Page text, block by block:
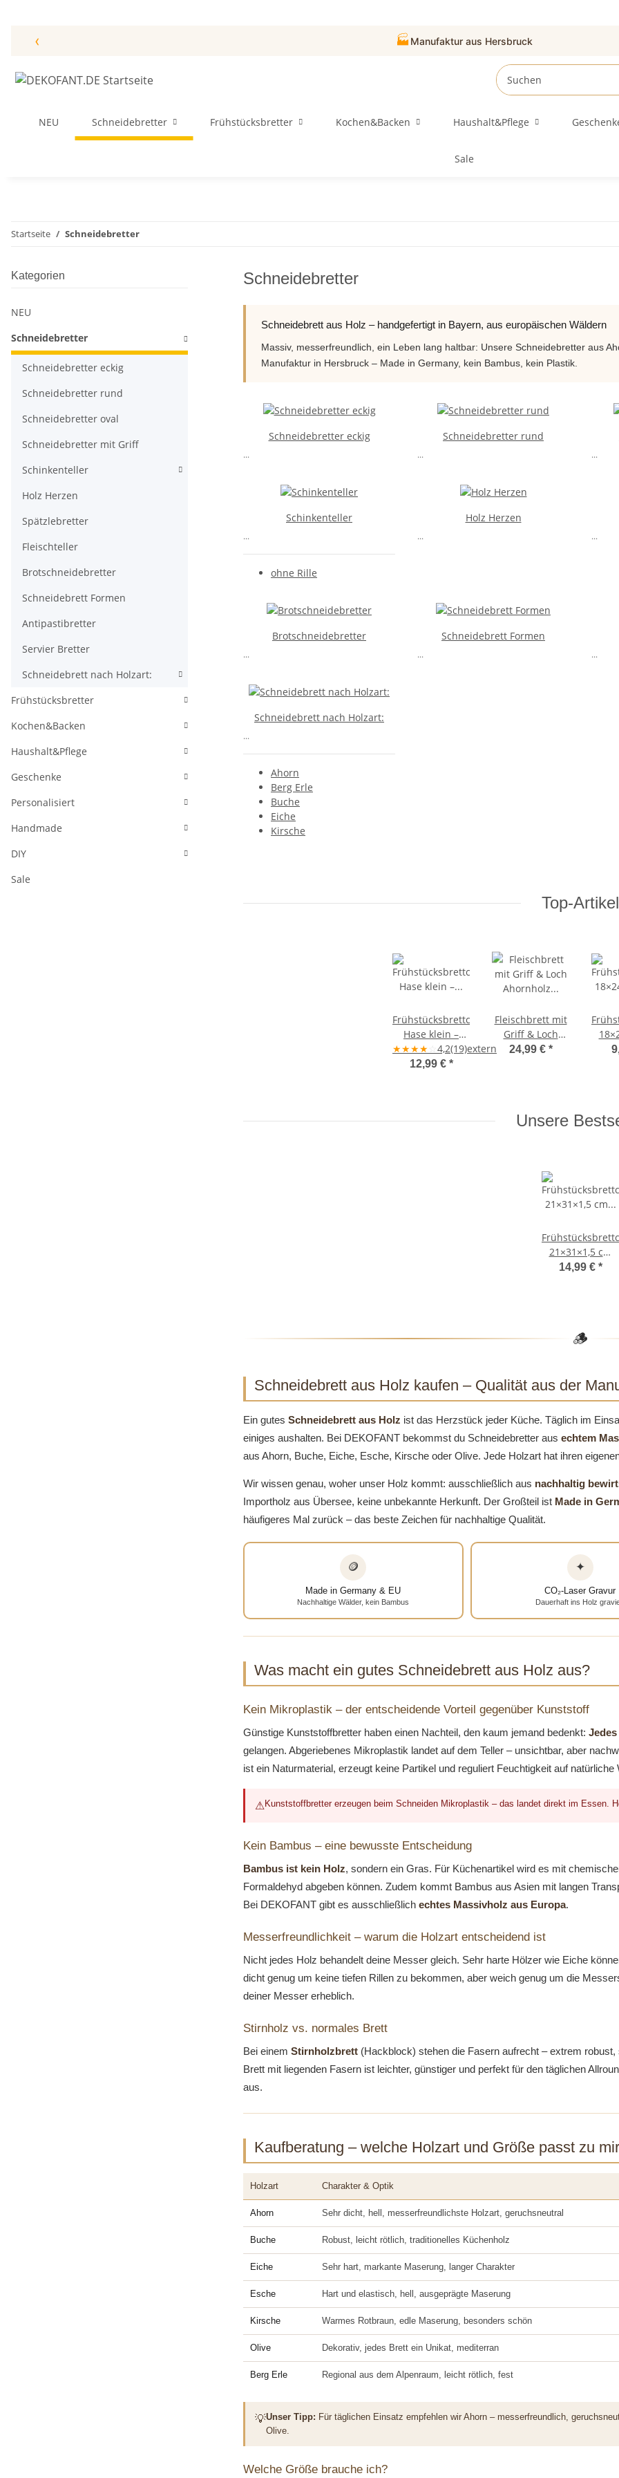
‹ 🏭 Manufaktur aus Hersbruck
NEU Schneidebretter Frühstücksbretter Kochen&Backen Haushalt&Pflege
Sale
Startseite Schneidebretter
Schneidebretter
Schneidebrett aus Holz – handgefertigt in Bayern, aus europäischen Wäldern
Massiv, messerfreundlich, ein Leben lang haltbar: Unsere Schneidebretter aus
Manufaktur in Hersbruck – Made in Germany, kein Bambus, kein Plastik.
Schneidebretter eckig
...
Schneidebretter rund
... ...
Schinkenteller
...
ohne Rille
Holz Herzen
... ...
Brotschneidebretter
...
Schneidebrett Formen
... ...
Schneidebrett nach Holzart:
...
Ahorn
Berg Erle
Buche
Eiche
Kirsche
Top-Artikel
Frühstücksbrettchen
Hase klein –
Ahornholz
21×16×1 cm
★★★★ 4,2(19)extern
12,99 € *
Fleischbrett mit
Griff & Loch
Ahornholz
24,99 € *
Unsere
21×31×1,5 cm
Ahornholz –
14,99 € *
🪵
Schneidebrett aus Holz kaufen – Qualität aus der
Ein gutes Schneidebrett aus Holz ist das Herzstück jeder Küche. Täglich im
einiges aushalten. Bei DEKOFANT bekommst du Schneidebretter aus echtem
aus Ahorn, Buche, Eiche, Esche, Kirsche oder Olive. Jede Holzart hat ihren
Wir wissen genau, woher unser Holz kommt: ausschließlich aus nachhaltig
Importholz aus Übersee, keine unbekannte Herkunft. Der Großteil ist Made in
häufigeres Mal zurück – das beste Zeichen für nachhaltige Qualität.
🪙
Made in Germany & EU
Nachhaltige Wälder, kein Bambus
✦
CO₂-Laser Gravur
Dauerhaft ins Holz
Was macht ein gutes Schneidebrett aus Holz aus?
Kein Mikroplastik – der entscheidende Vorteil gegenüber Kunststoff
Günstige Kunststoffbretter haben einen Nachteil, den kaum jemand bedenkt:
gelangen. Abgeriebenes Mikroplastik landet auf dem Teller – unsichtbar, aber
ist ein Naturmaterial, erzeugt keine Partikel und reguliert Feuchtigkeit auf
⚠ Kunststoffbretter erzeugen beim Schneiden Mikroplastik – das landet direkt im Essen.
Kein Bambus – eine bewusste Entscheidung
Bambus ist kein Holz, sondern ein Gras. Für Küchenartikel wird es mit
Formaldehyd abgeben können. Zudem kommt Bambus aus Asien mit langen
Bei DEKOFANT gibt es ausschließlich echtes Massivholz aus Europa.
Messerfreundlichkeit – warum die Holzart entscheidend ist
Nicht jedes Holz behandelt deine Messer gleich. Sehr harte Hölzer wie Eiche
dicht genug um keine tiefen Rillen zu bekommen, aber weich genug um die
deiner Messer erheblich.
Stirnholz vs. normales Brett
Bei einem Stirnholzbrett (Hackblock) stehen die Fasern aufrecht – extrem
Brett mit liegenden Fasern ist leichter, günstiger und perfekt für den täglichen
aus.
Kaufberatung – welche Holzart und Größe passt zu
Holzart Charakter & Optik
Ahorn Sehr dicht, hell, messerfreundlichste Holzart, geruchsneutral
Buche Robust, leicht rötlich, traditionelles Küchenholz
Eiche Sehr hart, markante Maserung, langer Charakter
Esche Hart und elastisch, hell, ausgeprägte Maserung
Kirsche Warmes Rotbraun, edle Maserung, besonders schön
Olive Dekorativ, jedes Brett ein Unikat, mediterran
Berg Erle Regional aus dem Alpenraum, leicht rötlich, fest
💡Unser Tipp: Für täglichen Einsatz empfehlen wir Ahorn – messerfreundlich,
Olive.
Welche Größe brauche ich?
Kategorien
NEU
Schneidebretter
Schneidebretter eckig
Schneidebretter rund
Schneidebretter oval
Schneidebretter mit Griff
Schinkenteller
Holz Herzen
Spätzlebretter
Fleischteller
Brotschneidebretter
Schneidebrett Formen
Antipastibretter
Servier Bretter
Schneidebrett nach Holzart:
Frühstücksbretter
Kochen&Backen
Haushalt&Pflege
Geschenke
Personalisiert
Handmade
DIY
Sale